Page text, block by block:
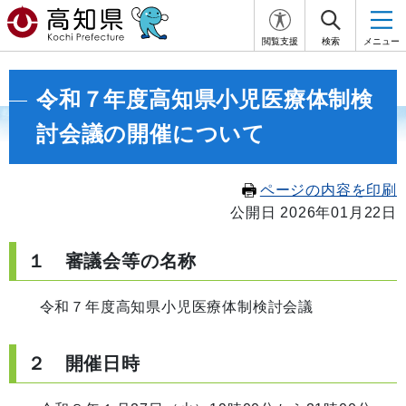
閲覧支援 検索 メニュー
令和７年度高知県小児医療体制検
討会議の開催について
ページの内容を印刷
公開日 2026年01月22日
１ 審議会等の名称
令和７年度高知県小児医療体制検討会議
２ 開催日時